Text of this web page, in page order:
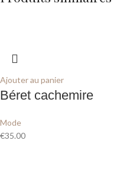
Ajouter au panier
Béret cachemire
Mode
€35.00